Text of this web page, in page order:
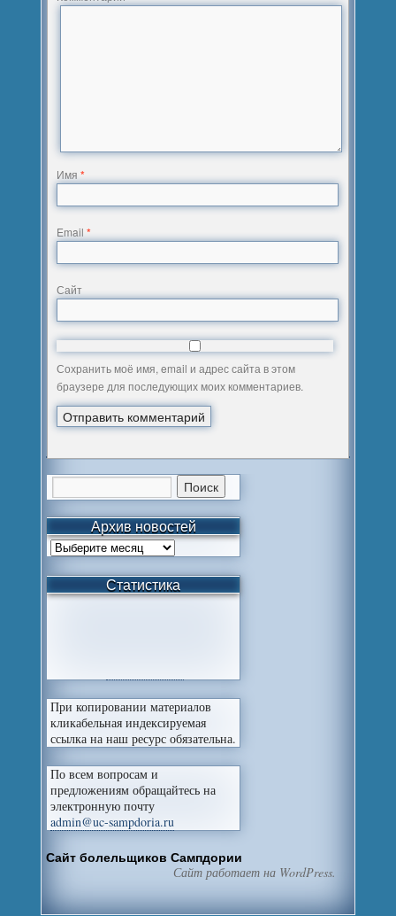
Имя*
Email*
Сайт
Сохранить моё имя, email и адрес сайта в этом
браузере для последующих моих комментариев.
Архив новостей
Статистика
При копировании материалов
кликабельная индексируемая
ссылка на наш ресурс обязательна.
По всем вопросам и
предложениям обращайтесь на
электронную почту
admin@uc-sampdoria.ru
Сайт болельщиков Сампдории
Сайт работает на WordPress.